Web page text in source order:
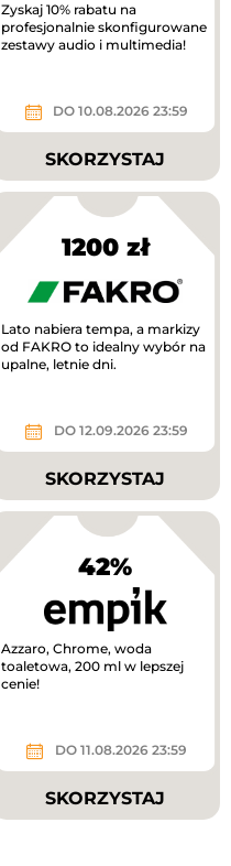
Zyskaj 10% rabatu na
profesjonalnie skonfigurowane
zestawy audio i multimedia!
DO 10.08.2026 23:59
SKORZYSTAJ
1200 zł
Lato nabiera tempa, a markizy
od FAKRO to idealny wybór na
upalne, letnie dni.
DO 12.09.2026 23:59
SKORZYSTAJ
42%
Azzaro, Chrome, woda
toaletowa, 200 ml w lepszej
cenie!
DO 11.08.2026 23:59
SKORZYSTAJ